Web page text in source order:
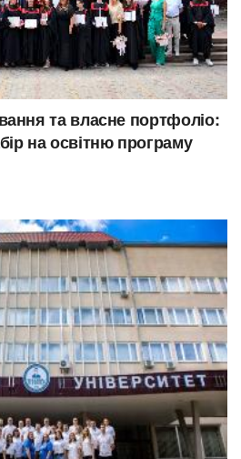
та власне портфоліо:
на освітню програму